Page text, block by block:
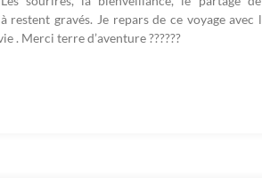
restent gravés. Je repars de ce voyage
. Merci terre d’aventure ??????